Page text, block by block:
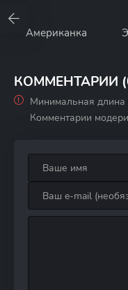
Американка
КОММЕНТАРИИ
Минимальная длина
Комментарии